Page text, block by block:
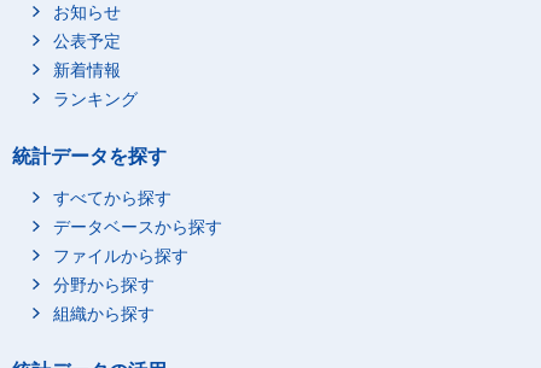
お知らせ
公表予定
新着情報
ランキング
統計データを探す
すべてから探す
データベースから探す
ファイルから探す
分野から探す
組織から探す